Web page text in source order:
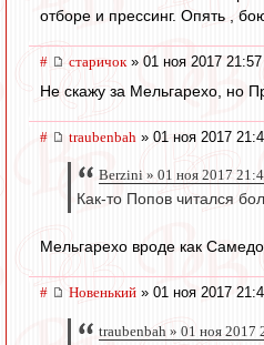
отборе и прессинг. Опять ,
# старичок» 01 ноя 2017 21:57
Не скажу за Мельгарехо, но
# traubenbah » 01 ноя 2017
Berzini » 01 ноя 2017
Как-то Попов читался
Мельгарехо вроде как
# Новенький » 01 ноя 2017
traubenbah » 01 ноя 2017